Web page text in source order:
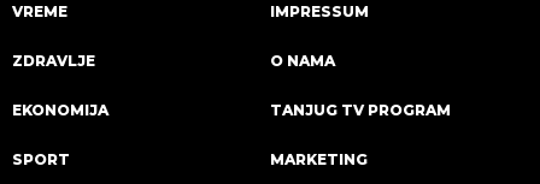
VREME
ZDRAVLJE
EKONOMIJA
SPORT
IMPRESSUM
O NAMA
TANJUG TV PROGRAM
MARKETING